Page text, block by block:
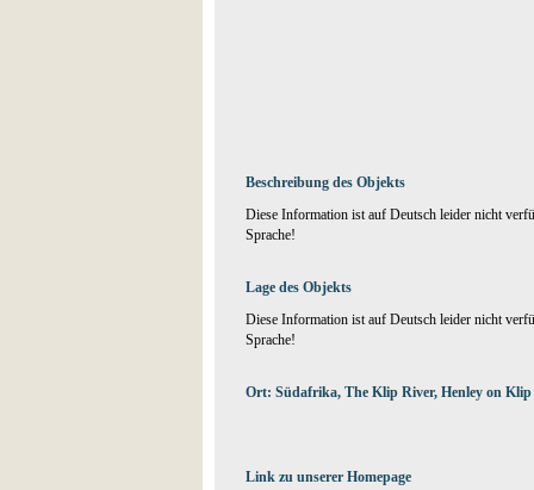
Beschreibung des Objekts
Diese Information ist auf Deutsch leider nicht
Sprache!
Lage des Objekts
Diese Information ist auf Deutsch leider nicht
Sprache!
Ort: Südafrika, The Klip River, Henley on Klip
Link zu unserer Homepage